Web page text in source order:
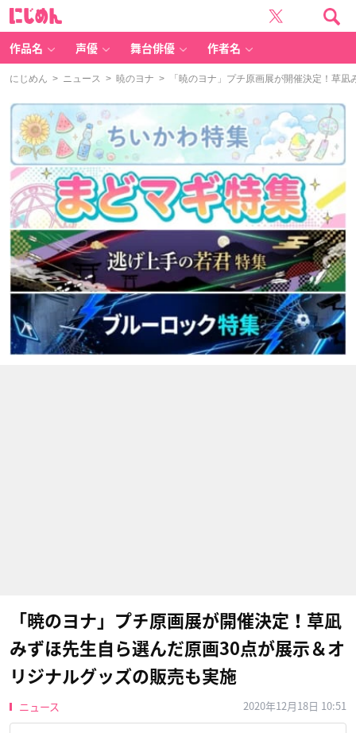
作品名 声優 舞台俳優 作者名
にじめん > ニュース > 暁のヨナ > 「暁のヨナ」プチ原画展が開催決定！草凪
「暁のヨナ」プチ原画展が開催決定！草凪
みずほ先生自ら選んだ原画30点が展示＆オ
リジナルグッズの販売も実施
ニュース 2020年12月18日 10:51